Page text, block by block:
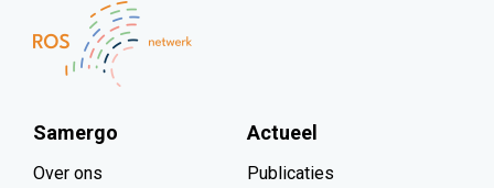
Samergo
Over ons
Actueel
Publicaties